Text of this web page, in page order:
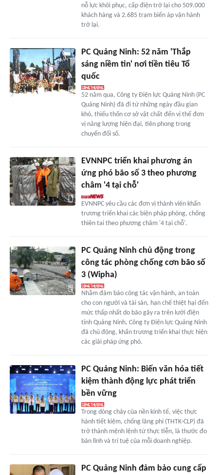
nỗ lực khôi phục, cấp điện trở lại cho 509.000
khách hàng và 2.685 trạm biến áp vận hành
trở lại.
PC Quảng Ninh: 52 năm 'Thắp
sáng niềm tin' nơi tiền tiêu Tổ
quốc
52 năm qua, Công ty Điện lực Quảng Ninh (PC
Quảng Ninh) đã đi từ những ngày đầu gian
khó, thiếu thốn cơ sở vật chất đến vị thế đơn
vị năng lượng hiện đại, tiên phong trong
chuyển đổi số.
EVNNPC triển khai phương án
ứng phó bão số 3 theo phương
châm '4 tại chỗ'
EVNNPC yêu cầu các đơn vị thành viên khẩn
trương triển khai các biện pháp phòng, chống
thiên tai theo phương châm '4 tại chỗ'.
PC Quảng Ninh chủ động trong
công tác phòng chống cơn bão số
3 (Wipha)
Nhằm đảm bảo công tác vận hành, an toàn
cho con người và tài sản, hạn chế thiệt hại đến
mức thấp nhất do bão gây ra trên lưới điện
tỉnh Quảng Ninh, Công ty Điện lực Quảng Ninh
đã chủ động, khẩn trương triển khai thực hiện
các giải pháp ứng phó.
PC Quảng Ninh: Biến văn hóa tiết
kiệm thành động lực phát triển
bền vững
Trong dòng chảy của nền kinh tế, việc thực
hành tiết kiệm, chống lãng phí (THTK-CLP) đã
trở thành mệnh lệnh từ thực tiễn, là thước đo
bản lĩnh và trí tuệ của mỗi doanh nghiệp.
PC Quảng Ninh đảm bảo cung cấp